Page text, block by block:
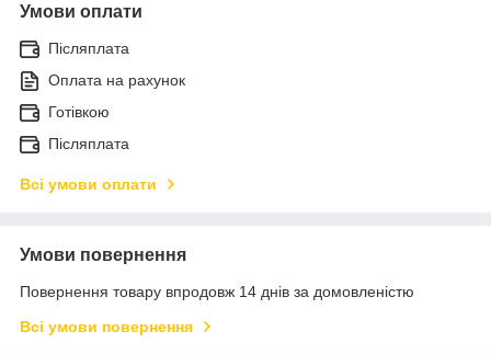
Умови оплати
Післяплата
Оплата на рахунок
Готівкою
Післяплата
Всі умови оплати
Умови повернення
Повернення товару впродовж 14 днів за домовленістю
Всі умови повернення